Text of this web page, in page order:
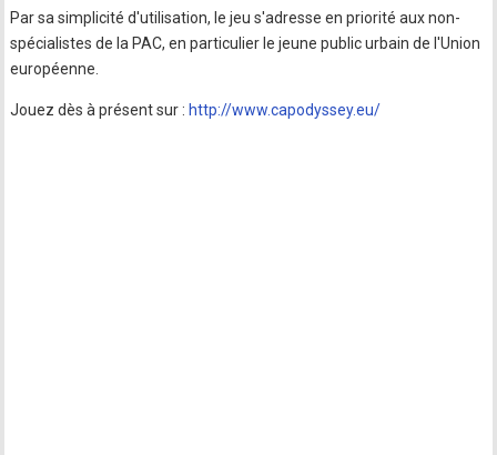
Par sa simplicité d'utilisation, le jeu s'adresse en priorité aux non-
spécialistes de la PAC, en particulier le jeune public urbain de l'Union
européenne.
Jouez dès à présent sur : http://www.capodyssey.eu/